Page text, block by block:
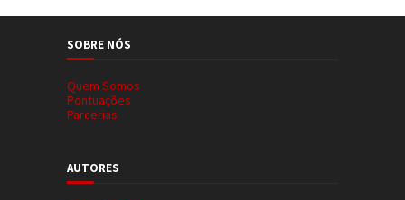
SOBRE NÓS
Quem Somos
Pontuações
Parcerias
AUTORES